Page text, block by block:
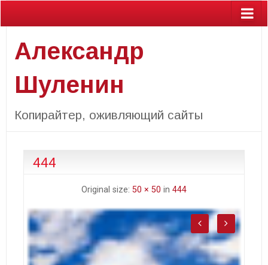
Александр
Шуленин
Копирайтер, оживляющий сайты
444
Original size: 50 × 50 in 444